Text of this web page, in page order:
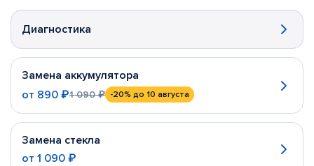
Диагностика
Замена аккумулятора
от 890 ₽1 090 ₽ -20% до 10 августа
Замена стекла
от 1 090 ₽